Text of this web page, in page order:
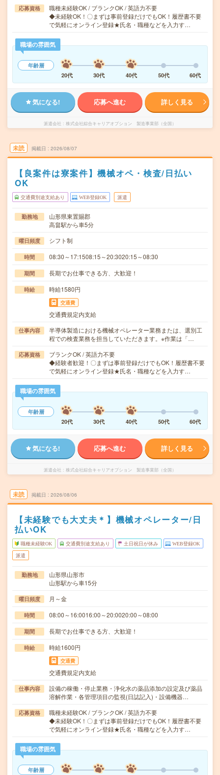
応募資格
職種未経験OK / ブランクOK / 英語力不要
◆未経験OK！〇まずは事前登録だけでもOK！履歴書不要
で気軽にオンライン登録★氏名・職種などを入力す…
職場の雰囲気
年齢層
20代
30代 40代 50代 60代
気になる! 応募へ進む 詳しく見る
派遣会社 株式会社綜合キャリアオプション 製造事業部（全国）
未読 掲載日 2026/08/07
【良案件は寮案件】機械オペ・検査/日払い
OK
交通費別途支給あり WEB登録OK 派遣
勤務地
山形県東置賜郡
高畠駅から車5分
曜日頻度 シフト制
時間 08:30～17:1508:15～20:3020:15～08:30
期間 長期でお仕事できる方、大歓迎！
時給 時給1580円
交通費
交通費規定内支給
仕事内容
半導体製造における機械オペレーター業務または、選別工
程での検査業務を担当していただきます。※作業は「…
応募資格
ブランクOK / 英語力不要
◆経験者歓迎！〇まずは事前登録だけでもOK！履歴書不要
で気軽にオンライン登録★氏名・職種などを入力す…
職場の雰囲気
年齢層
20代
30代 40代 50代 60代
気になる! 応募へ進む 詳しく見る
派遣会社 株式会社綜合キャリアオプション 製造事業部（全国）
未読 掲載日 2026/08/06
【未経験でも大丈夫＊】機械オペレーター/日
払いOK
職種未経験OK 交通費別途支給あり 土日祝日が休み WEB登録OK
派遣
勤務地
山形県山形市
山形駅から車15分
曜日頻度 月～金
時間 08:00～16:0016:00～20:0020:00～08:00
期間 長期でお仕事できる方、大歓迎！
時給 時給1600円
交通費
交通費規定内支給
仕事内容
設備の稼働・停止業務・浄化水の薬品添加の設定及び薬品
溶解作業・各管理項目の監視(日誌記入)・設備機器…
応募資格
職種未経験OK / ブランクOK / 英語力不要
◆未経験OK！〇まずは事前登録だけでもOK！履歴書不要
で気軽にオンライン登録★氏名・職種などを入力す…
職場の雰囲気
年齢層